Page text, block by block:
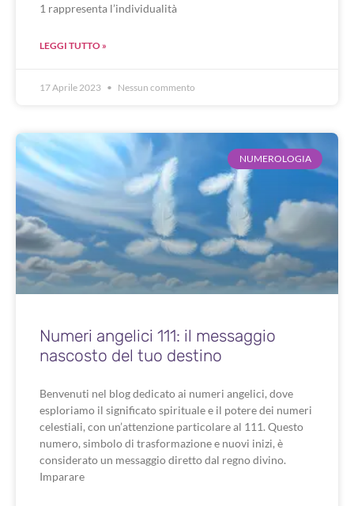
1 rappresenta l’individualità
LEGGI TUTTO »
17 Aprile 2023 Nessun commento
NUMEROLOGIA
Numeri angelici 111: il messaggio
nascosto del tuo destino
Benvenuti nel blog dedicato ai numeri angelici, dove
esploriamo il significato spirituale e il potere dei numeri
celestiali, con un’attenzione particolare al 111. Questo
numero, simbolo di trasformazione e nuovi inizi, è
considerato un messaggio diretto dal regno divino.
Imparare